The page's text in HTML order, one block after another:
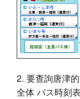
2. 要查詢唐津
全体 バス時刻表